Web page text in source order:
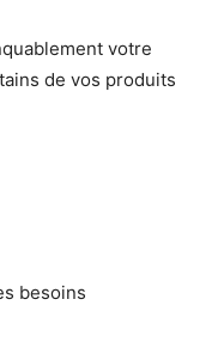
votre
de vos produits
besoins